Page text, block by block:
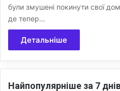
були змушені покинути свої
де тепер…
Детальніше
Найпопулярніше за 7